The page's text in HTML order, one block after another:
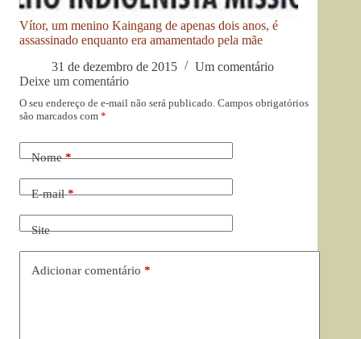
Vítor, um menino Kaingang de apenas dois anos, é
assassinado enquanto era amamentado pela mãe
31 de dezembro de 2015
Um comentário
Deixe um comentário
O seu endereço de e-mail não será publicado. Campos obrigatórios
são marcados com *
Nome*
E-mail*
Site
Adicionar comentário *